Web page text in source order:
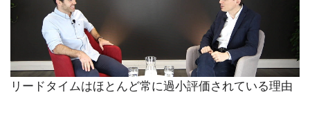
リードタイムはほとんど常に過小評価されている理由